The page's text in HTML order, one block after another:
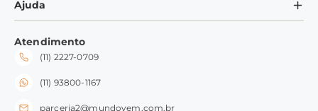
Ramequins
Tampas
Silicone
Formas de Pagamento
Trocas e Devoluções
Meus Pedidos
Ajuda
Fale conosco
Frete e Entrega
Perguntas Frequentes
Atendimento
(11) 2227-0709
(11) 93800-1167
parceria2@mundovem.com.br